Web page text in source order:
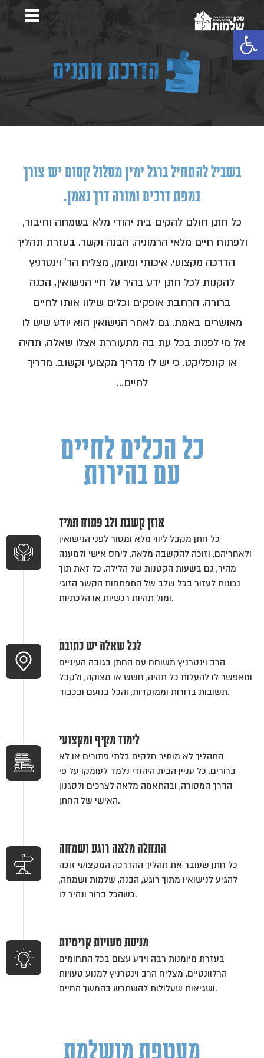
פתח סרגל נגישות
הדרכת חתנים
בשביל להתחיל ברגל ימין מסלול קסום יש צורך
במפת דרכים ומורה דרך נאמן.
כל חתן חולם להקים בית יהודי מלא בשמחה וחיבור,
ולפתוח חיים מלאי הרמוניה, הבנה וקשר. בעזרת תהליך
הדרכה מקצועי, איכותי ומיומן, מצליח הר' וינטרניץ
להקנות לכל חתן ידע בהיר על חיי הנישואין, הכנה
ברורה, הרחבת אופקים וכלים שילוו אותו לחיים
מאושרים באמת. גם לאחר הנישואין הוא יודע שיש לו
אל מי לפנות בכל עת בה מתעוררת אצלו שאלה, תהיה
או קונפליקט. כי יש לו מדריך מקצועי וקשוב. מדריך
לחיים…
כל הכלים לחיים
עם בהירות
אוזן קשבת ולב פתוח תמיד
כל חתן מקבל ליווי מלא ומסור לפני הנישואין
ולאחריהם, וזוכה להקשבה מלאה, ליחס אישי ולמענה
מהיר, גם בשעות הקטנות של הלילה. כל זאת תוך
נכונות לעזור בכל שלב של התפתחות הקשר הזוגי
ומול תהיות רגשיות או הלכתיות.
לכל שאלה יש כתובת
הרב וינטרניץ משוחח עם החתן בגובה העיניים
ומאפשר לו להעלות כל תהיה, חשש או מצוקה, ולקבל
תשובות ברורות וממוקדות, והכל בנועם ובכבוד.
לימוד מקיף ומקצועי
התהליך לא מותיר חלקים בלתי פתורים או לא
ברורים. כל עניין הבית היהודי נלמד לעומקו על פי
הדרך המסורה, ובהתאמה מלאה לצרכים ולסגנון
האישי של החתן.
התחלה מלאה רוגע ושמחה
כל חתן שעובר את תהליך ההדרכה המקצועי זוכה
להגיע לנישואיו מתוך רוגע, הבנה, שלמות ושמחה,
כשהכל ברור ונהיר לו.
מניעת טעויות קריטיות
בעזרת מיומנות רבה וידע עצום בכל התחומים
הרלוונטיים, מצליח הרב וינטרניץ למנוע טעויות
ושגיאות שעלולות להשתרש בהמשך החיים.